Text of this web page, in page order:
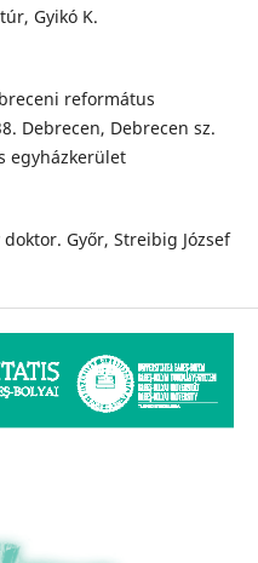
Gyikó K.
református
Debrecen, Debrecen sz.
egyházkerület
doktor. Győr, Streibig József